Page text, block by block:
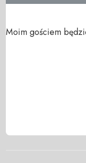
Moim gościem